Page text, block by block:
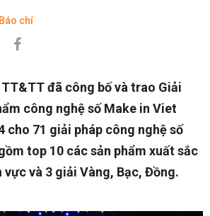
Báo chí
đã công bố và trao Giải
công nghệ số Make in Viet
cho 71 giải pháp công nghệ số
top 10 các sản phẩm xuất sắc
vực và 3 giải Vàng, Bạc, Đồng.